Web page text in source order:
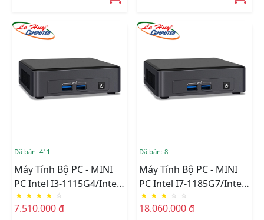
Đã bán: 411
Máy Tính Bộ PC - MINI
PC Intel I3-1115G4/Intel
UHD Graphics/Wifi 6 +
Bluetooth/Ram Option/
★ ★ ★ ★ ☆
7.510.000 đ
Đã bán: 8
Máy Tính Bộ PC - MINI
PC Intel I7-1185G7/Intel
Iris Xe Graphics/Wifi 6 +
Bluetooth/Ram Option/
★ ★ ★ ☆ ☆
18.060.000 đ